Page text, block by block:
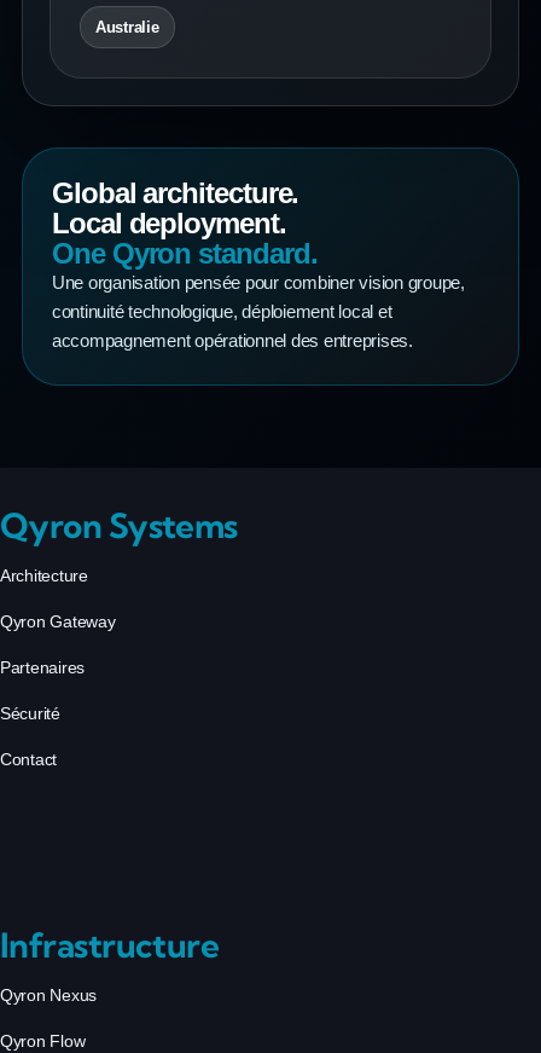
Australie
Global architecture.
Local deployment.
One Qyron standard.
Une organisation pensée pour combiner vision groupe,
continuité technologique, déploiement local et
accompagnement opérationnel des entreprises.
Qyron Systems
Architecture
Qyron Gateway
Partenaires
Sécurité
Contact
Infrastructure
Qyron Nexus
Qyron Flow